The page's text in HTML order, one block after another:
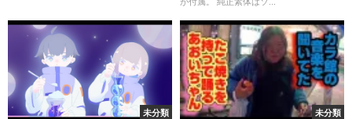
未分類 未分類